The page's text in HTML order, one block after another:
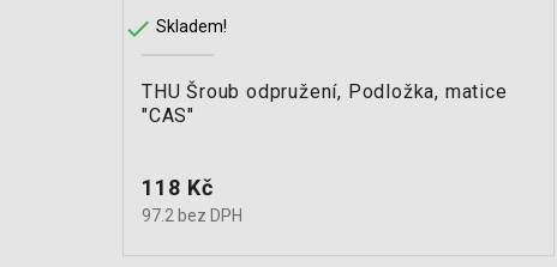
 Skladem!
THU Šroub odpružení, Podložka, matice
"CAS"
Cena
118 Kč
97.2 bez DPH